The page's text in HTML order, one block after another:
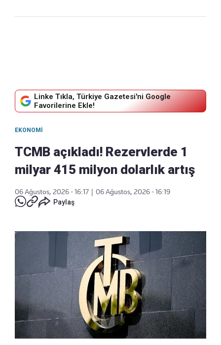
Linke Tıkla, Türkiye Gazetesi'ni Google
Favorilerine Ekle!
EKONOMI
TCMB açıkladı! Rezervlerde 1
milyar 415 milyon dolarlık artış
06 Ağustos, 2026 - 16:17
06 Ağustos, 2026 - 16:19
Paylaş